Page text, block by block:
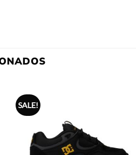
SALE!